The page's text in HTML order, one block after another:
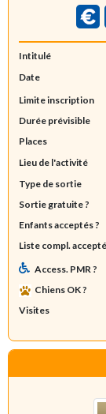
Intitulé
Date
Limite inscription
Durée prévisible
Places
Lieu de l'activité
Type de sortie
Sortie gratuite ?
Enfants acceptés ?
Liste compl.
Access. PMR ?
Chiens OK ?
Visites